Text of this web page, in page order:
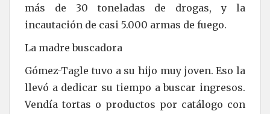
más de 30 toneladas de drogas, y la
incautación de casi 5.000 armas de fuego.
La madre buscadora
Gómez-Tagle tuvo a su hijo muy joven. Eso la
llevó a dedicar su tiempo a buscar ingresos.
Vendía tortas o productos por catálogo con